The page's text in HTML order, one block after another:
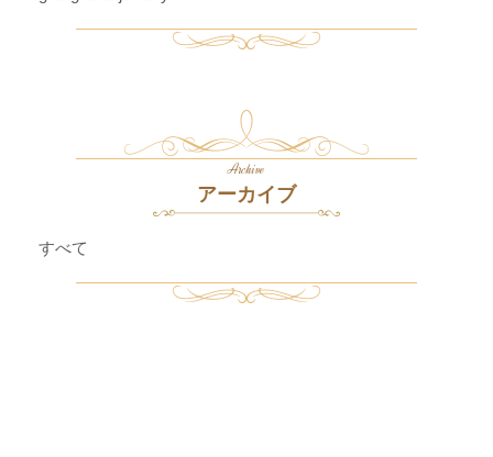
Archive
アーカイブ
すべて